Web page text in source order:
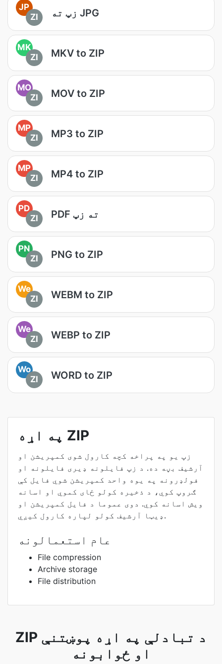
JP
ZI
زپ ته JPG
MK
ZI
MKV to ZIP
MO
ZI
MOV to ZIP
MP
ZI
MP3 to ZIP
MP
ZI
MP4 to ZIP
PD
ZI
PDF ته زپ
PN
ZI
PNG to ZIP
We
ZI
WEBM to ZIP
We
ZI
WEBP to ZIP
Wo
ZI
WORD to ZIP
په اړه ZIP
زپ یو په پراخه کچه کارول شوی کمپریشن او
آرشیف بڼه ده. د زپ فایلونه ډیری فایلونه او
فولډرونه په یوه واحد کمپریشن شوي فایل کې
ګروپ کوي، د ذخیره کولو ځای کموي او اسانه
ویش اسانه کوي. دوی عموما د فایل کمپریشن او
ډیټا آرشیف کولو لپاره کارول کیږي.
عام استعمالونه
File compression
Archive storage
File distribution
ZIP د تبادلې په اړه پوښتنې
او ځوابونه